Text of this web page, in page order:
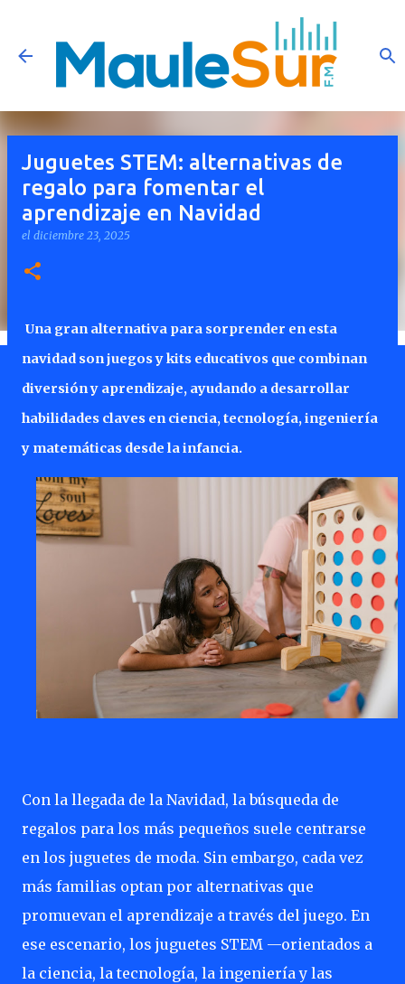
Ir al contenido principal
Juguetes STEM: alternativas de
regalo para fomentar el
aprendizaje en Navidad
el diciembre 23, 2025
Una gran alternativa para sorprender en esta
navidad son juegos y kits educativos que combinan
diversión y aprendizaje, ayudando a desarrollar
habilidades claves en ciencia, tecnología, ingeniería
y matemáticas desde la infancia.
Con la llegada de la Navidad, la búsqueda de
regalos para los más pequeños suele centrarse
en los juguetes de moda. Sin embargo, cada vez
más familias optan por alternativas que
promuevan el aprendizaje a través del juego. En
ese escenario, los juguetes STEM —orientados a
la ciencia, la tecnología, la ingeniería y las